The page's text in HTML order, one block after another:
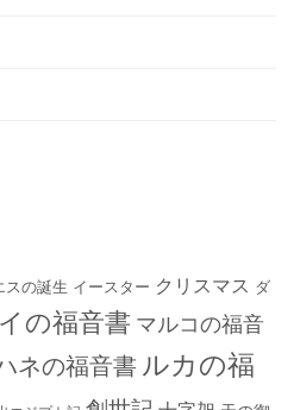
スの誕生 イースター クリスマス ダ
の福音書 マルコの福音
ネの福音書 ルカの福